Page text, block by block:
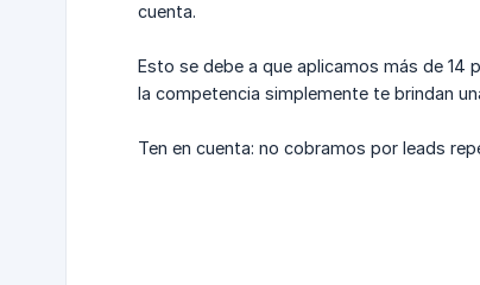
cuenta.
Esto se debe a que aplicamos más de
la competencia simplemente te brindan
​Ten en cuenta: no cobramos por leads